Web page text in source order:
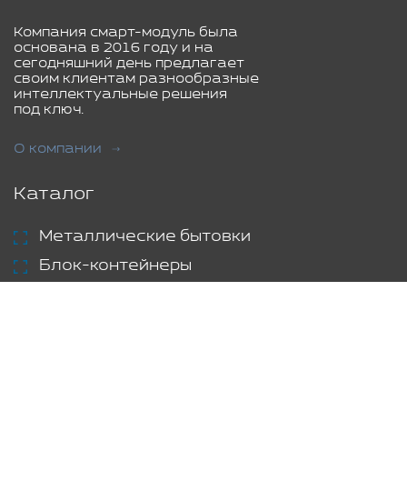
Компания смарт-модуль была
основана в 2016 году и на
сегодняшний день предлагает
своим клиентам разнообразные
интеллектуальные решения
под ключ.
О компании
Каталог
Металлические бытовки
Блок-контейнеры